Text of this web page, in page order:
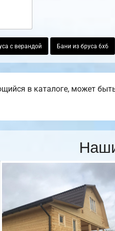
с верандой Бани из бруса 6х6
в каталоге, может